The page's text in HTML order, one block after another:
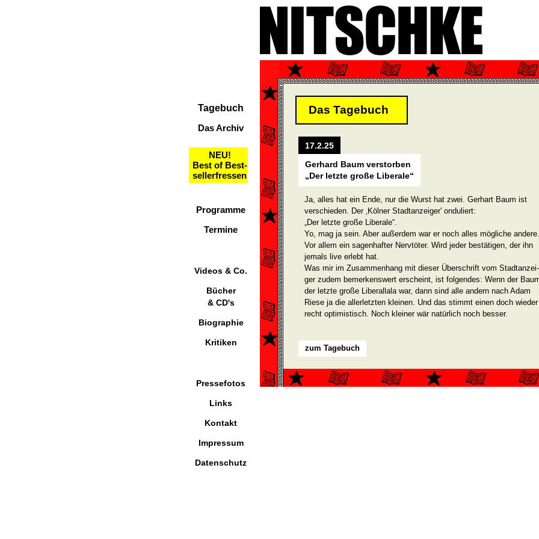
Tagebuch
Das Archiv
NEU!
Best of Best-
sellerfressen
Programme
Termine
Videos & Co.
Bücher
& CD's
Biographie
Kritiken
Pressefotos
Links
Kontakt
Impressum
Datenschutz
Das Tagebuch
17.2.25
Gerhard Baum verstorben
„Der letzte große Liberale“
Ja, alles hat ein Ende, nur die Wurst hat zwei. Gerhart Baum ist
verschieden. Der ‚Kölner Stadtanzeiger' onduliert:
„Der letzte große Liberale“.
Yo, mag ja sein. Aber außerdem war er noch alles mögliche andere.
Vor allem ein sagenhafter Nervtöter. Wird jeder bestätigen, der ihn
jemals live erlebt hat.
Was mir im Zusammenhang mit dieser Überschrift vom Stadtanzei­
ger zudem bemerkenswert erscheint, ist folgendes: Wenn der
der letzte große Liberallala war, dann sind alle andern nach Adam
Riese ja die allerletzten kleinen. Und das stimmt einen doch wieder
recht optimistisch. Noch kleiner wär natürlich noch besser.
zum Tagebuch